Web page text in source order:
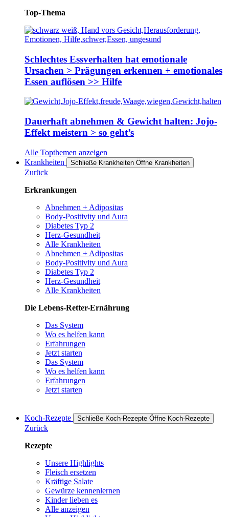
Top-Thema
Schlechtes Essverhalten hat emotionale
Ursachen > Prägungen erkennen + emotionales
Essen auflösen >> Hilfe
Dauerhaft abnehmen & Gewicht halten: Jojo-
Effekt meistern > so geht’s
Alle Topthemen anzeigen
Krankheiten
Schließe Krankheiten Öffne Krankheiten
Zurück
Erkrankungen
Abnehmen + Adipositas
Body-Positivity und Aura
Diabetes Typ 2
Herz-Gesundheit
Alle Krankheiten
Abnehmen + Adipositas
Body-Positivity und Aura
Diabetes Typ 2
Herz-Gesundheit
Alle Krankheiten
Die Lebens-Retter-Ernährung
Das System
Wo es helfen kann
Erfahrungen
Jetzt starten
Das System
Wo es helfen kann
Erfahrungen
Jetzt starten
Koch-Rezepte Schließe Koch-Rezepte Öffne Koch-Rezepte
Zurück
Rezepte
Unsere Highlights
Fleisch ersetzen
Kräftige Salate
Gewürze kennenlernen
Kinder lieben es
Alle anzeigen